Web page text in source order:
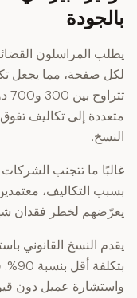
بالجودة
لكل صفحة، مما يجعل
متعددة إلى تكاليف
النسخ.
غالبًا ما تتجنب
بسبب التكاليف،
يعرّضهم لخطر فقدان
يقدم النسخ القانوني
واستشارة عميل دون